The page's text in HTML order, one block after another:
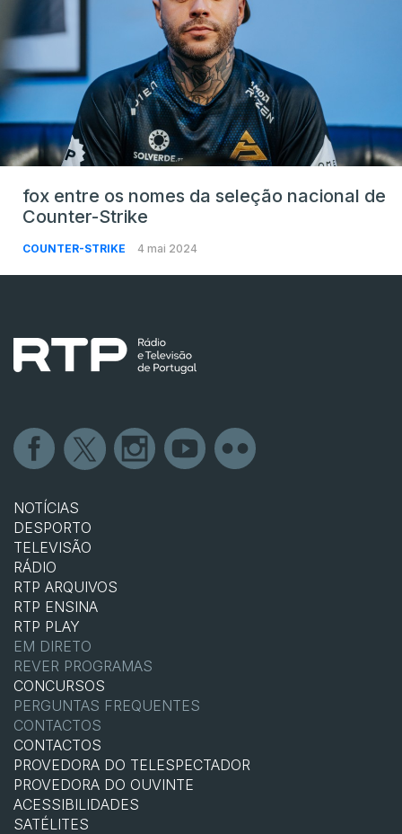
fox entre os nomes da seleção nacional de
Counter-Strike
COUNTER-STRIKE 4 mai 2024
NOTÍCIAS
DESPORTO
TELEVISÃO
RÁDIO
RTP ARQUIVOS
RTP ENSINA
RTP PLAY
EM DIRETO
REVER PROGRAMAS
CONCURSOS
PERGUNTAS FREQUENTES
CONTACTOS
CONTACTOS
PROVEDORA DO TELESPECTADOR
PROVEDORA DO OUVINTE
ACESSIBILIDADES
SATÉLITES